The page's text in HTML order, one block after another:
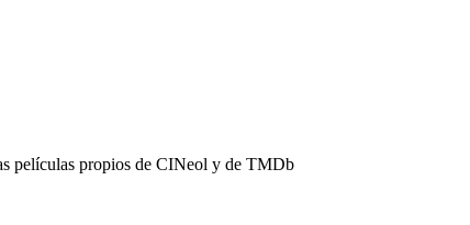
películas propios de CINeol y de TMDb